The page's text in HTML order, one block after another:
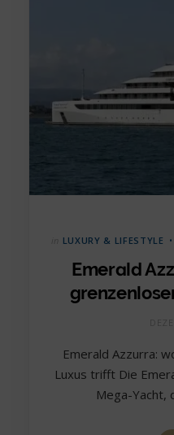
LUXURY & LIFESTYLE
Emerald
Emerald Azzurra:
Luxus trifft Die
Mega-Yacht,